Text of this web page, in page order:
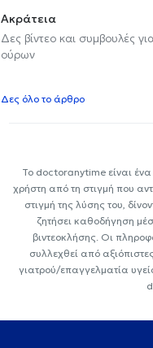
Ακράτεια
Δες βίντεο και συμβουλές
ούρων
Δες όλο το άρθρο
Το doctoranytime είναι
χρήστη από τη στιγμή που
στιγμή της λύσης του,
ζητήσει καθοδήγηση
βιντεοκλήσης. Οι
συλλεχθεί από
γιατρού/επαγγελματία